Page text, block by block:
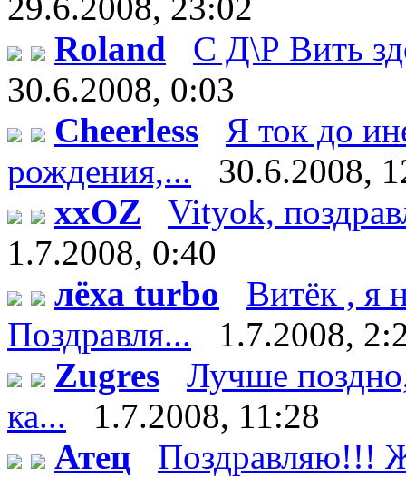
Roland
С Д\Р Вить
30.6.2008, 0:03
Cheerless
Я ток до
рождения,...
30.6.2008,
xxOZ
Vityok,
1.7.2008, 0:40
лёха turbo
Витёк , я
Поздравля...
1.7.2008,
Zugres
Лучше
ка...
1.7.2008, 11:28
Атец
Поздравляю!!!